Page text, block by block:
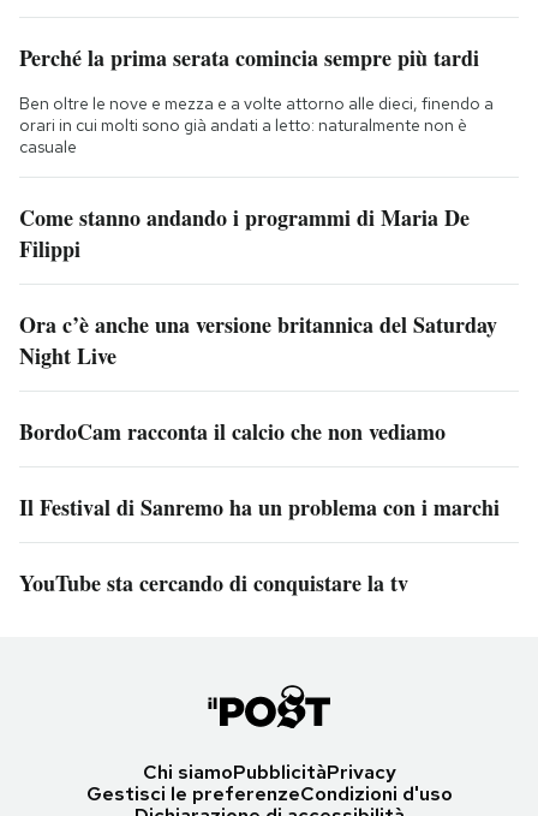
Perché la prima serata comincia sempre più tardi
Ben oltre le nove e mezza e a volte attorno alle dieci, finendo a
orari in cui molti sono già andati a letto: naturalmente non è
casuale
Come stanno andando i programmi di Maria De
Filippi
Ora c’è anche una versione britannica del Saturday
Night Live
BordoCam racconta il calcio che non vediamo
Il Festival di Sanremo ha un problema con i marchi
YouTube sta cercando di conquistare la tv
Chi siamoPubblicitàPrivacy
Gestisci le preferenzeCondizioni d'uso